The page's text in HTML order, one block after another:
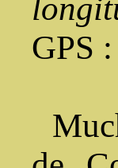
GPS :